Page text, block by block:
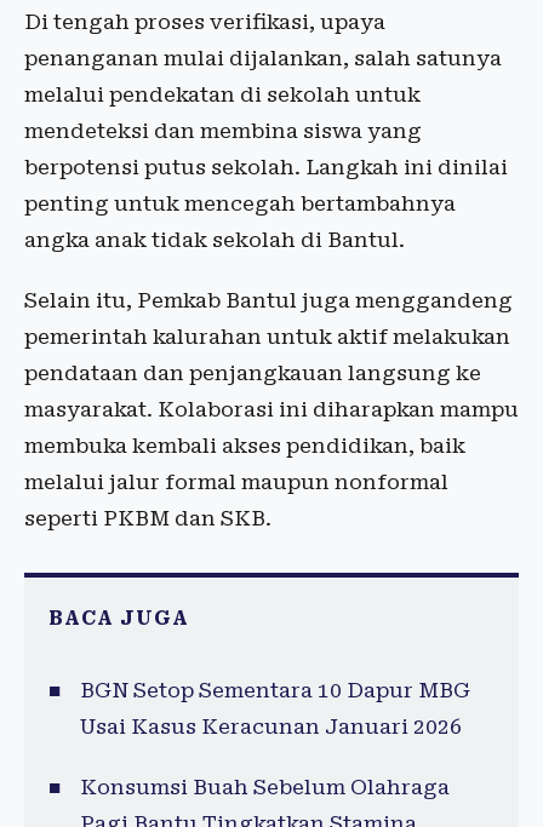
Di tengah proses verifikasi, upaya
penanganan mulai dijalankan, salah satunya
melalui pendekatan di sekolah untuk
mendeteksi dan membina siswa yang
berpotensi putus sekolah. Langkah ini dinilai
penting untuk mencegah bertambahnya
angka anak tidak sekolah di Bantul.
Selain itu, Pemkab Bantul juga menggandeng
pemerintah kalurahan untuk aktif melakukan
pendataan dan penjangkauan langsung ke
masyarakat. Kolaborasi ini diharapkan mampu
membuka kembali akses pendidikan, baik
melalui jalur formal maupun nonformal
seperti PKBM dan SKB.
BACA JUGA
BGN Setop Sementara 10 Dapur MBG
Usai Kasus Keracunan Januari 2026
Konsumsi Buah Sebelum Olahraga